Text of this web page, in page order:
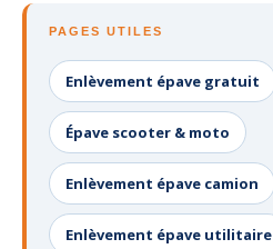
PAGES UTILES
Enlèvement épave gratuit
Épave scooter & moto
Enlèvement épave camion
Enlèvement épave utilitaire